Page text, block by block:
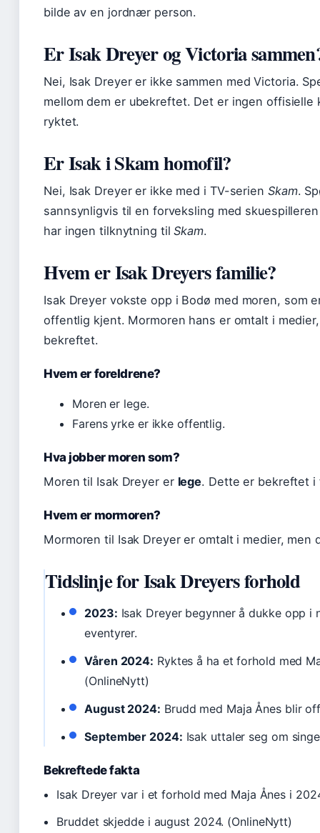
bilde av en jordnær person.
Er Isak Dreyer og Victoria
Nei, Isak Dreyer er ikke sammen med Victoria.
mellom dem er ubekreftet. Det er ingen
ryktet.
Er Isak i Skam homofil?
Nei, Isak Dreyer er ikke med i TV-serien Skam.
sannsynligvis til en forveksling med
har ingen tilknytning tilSkam.
Hvem er Isak Dreyers familie?
Isak Dreyer vokste opp i Bodø med moren, som
offentlig kjent. Mormoren hans er omtalt i
bekreftet.
Hvem er foreldrene?
Moren er lege.
Farens yrke er ikke offentlig.
Hva jobber moren som?
Moren til Isak Dreyer er lege. Dette er bekreftet i
Hvem er mormoren?
Mormoren til Isak Dreyer er omtalt i medier,
Tidslinje for Isak Dreyers forhold
2023: Isak Dreyer begynner å dukke opp i
eventyrer.
Våren 2024: Ryktes å ha et forhold med
(OnlineNytt)
August 2024: Brudd med Maja Ånes blir
September 2024: Isak uttaler seg om
Bekreftede fakta
Isak Dreyer var i et forhold med Maja Ånes i
Bruddet skjedde i august 2024. (OnlineNytt)